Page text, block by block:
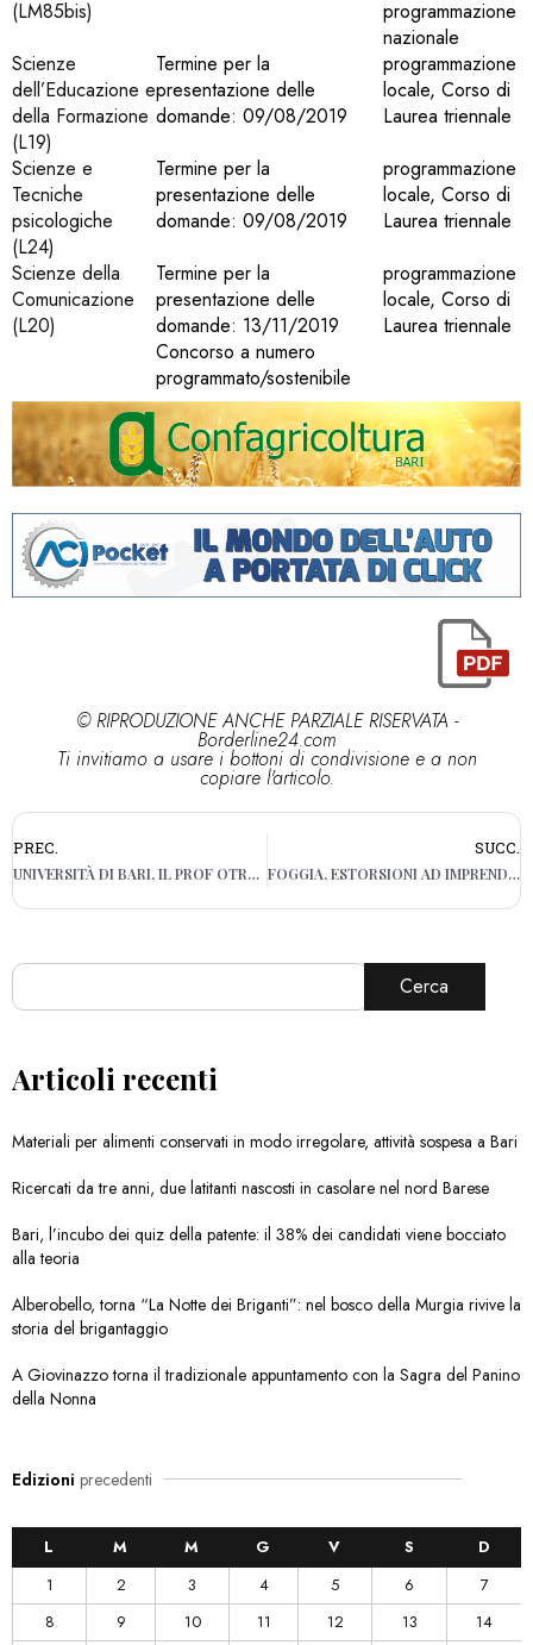
(LM85bis)
programmazione
nazionale
Scienze
dell’Educazione e
della Formazione
(L19)
Termine per la
presentazione delle
domande: 09/08/2019
programmazione
locale, Corso di
Laurea triennale
Scienze e
Tecniche
psicologiche
(L24)
Termine per la
presentazione delle
domande: 09/08/2019
programmazione
locale, Corso di
Laurea triennale
Scienze della
Comunicazione
(L20)
Termine per la
presentazione delle
domande: 13/11/2019
Concorso a numero
programmato/sostenibile
programmazione
locale, Corso di
Laurea triennale
© RIPRODUZIONE ANCHE PARZIALE RISERVATA -
Borderline24.com
Ti invitiamo a usare i bottoni di condivisione e a non
copiare l'articolo.
PREC.
UNIVERSITÀ DI BARI, IL PROF OTRANTO È IL NUOVO PRESIDENTE DELLA SOCIETÀ MONDIALE DI PARASSITOLOGIA
SUCC.
FOGGIA, ESTORSIONI AD IMPRENDITORI AGRICOLI: TRE ORDINI DI CARCERAZIONE PER ESPONENTI DEI CLAN
Cerca
Articoli recenti
Materiali per alimenti conservati in modo irregolare, attività sospesa a Bari
Ricercati da tre anni, due latitanti nascosti in casolare nel nord Barese
Bari, l’incubo dei quiz della patente: il 38% dei candidati viene bocciato
alla teoria
Alberobello, torna “La Notte dei Briganti”: nel bosco della Murgia rivive la
storia del brigantaggio
A Giovinazzo torna il tradizionale appuntamento con la Sagra del Panino
della Nonna
Edizioni precedenti
L M M G V S
D
1
2 3 4 5 6
7
8
9 10 11 12 13
14